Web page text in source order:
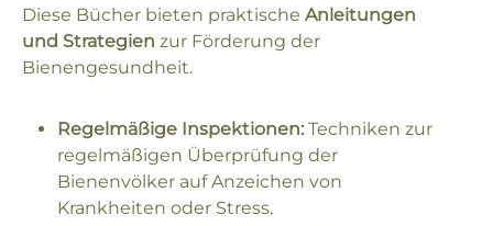
Diese Bücher bieten praktische Anleitungen
und Strategien zur Förderung der
Bienengesundheit.
Regelmäßige Inspektionen: Techniken zur
regelmäßigen Überprüfung der
Bienenvölker auf Anzeichen von
Krankheiten oder Stress.